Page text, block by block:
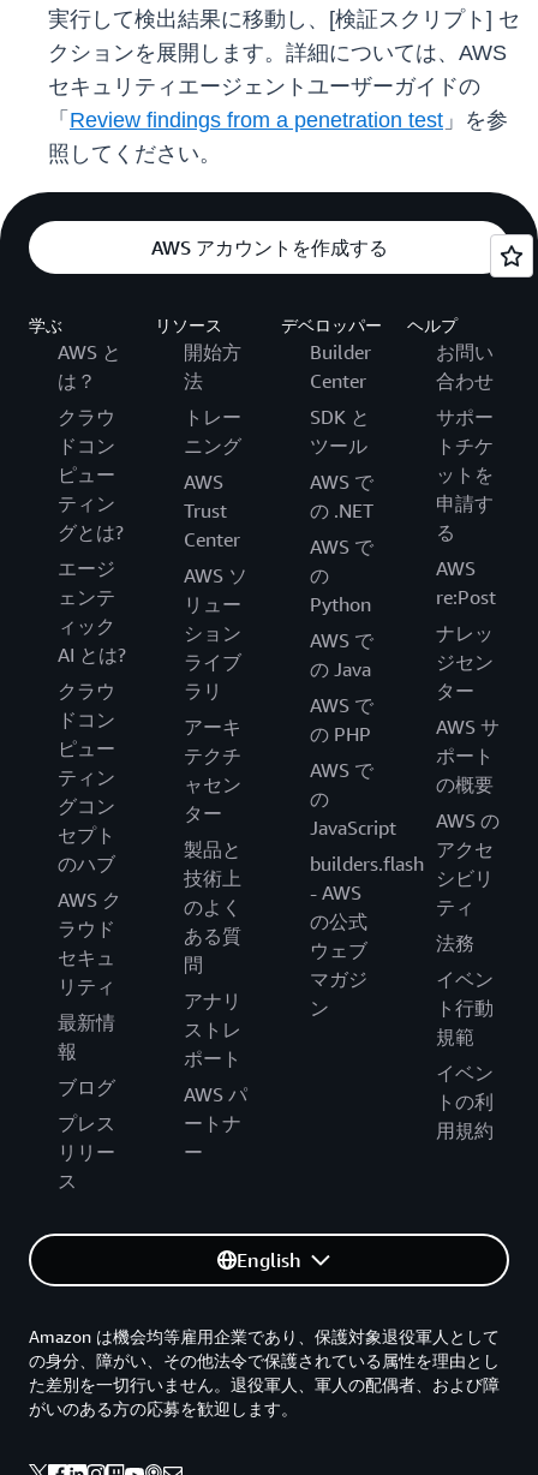
実行して検出結果に移動し、[検証スクリプト] セ
クションを展開します。詳細については、AWS
セキュリティエージェントユーザーガイドの
「 Review findings from a penetration test 」を参
照してください。
AWS アカウントを作成する
学ぶ
AWS と
は？
クラウ
ドコン
ピュー
ティン
グとは?
エージ
ェンテ
ィック
AI とは?
クラウ
ドコン
ピュー
ティン
グコン
セプト
のハブ
AWS ク
ラウド
セキュ
リティ
最新情
報
ブログ
プレス
リリー
ス
リソース
開始方
法
トレー
ニング
AWS
Trust
Center
AWS ソ
リュー
ション
ライブ
ラリ
アーキ
テクチ
ャセン
ター
製品と
技術上
のよく
ある質
問
アナリ
ストレ
ポート
AWS パ
ートナ
ー
デベロッパー
Builder
Center
SDK と
ツール
AWS で
の .NET
AWS で
の
Python
AWS で
の Java
AWS で
の PHP
AWS で
の
JavaScript
builders.flash
- AWS
の公式
ウェブ
マガジ
ン
ヘルプ
お問い
合わせ
サポー
トチケ
ットを
申請す
る
AWS
re:Post
ナレッ
ジセン
ター
AWS サ
ポート
の概要
AWS の
アクセ
シビリ
ティ
法務
イベン
ト行動
規範
イベン
トの利
用規約
English
Amazon は機会均等雇用企業であり、保護対象退役軍人として
の身分、障がい、その他法令で保護されている属性を理由とし
た差別を一切行いません。退役軍人、軍人の配偶者、および障
がいのある方の応募を歓迎します。